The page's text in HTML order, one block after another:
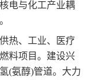
电与化工产业耦
热、工业、医疗
料项目。建设兴
(氨醇)管道。大力